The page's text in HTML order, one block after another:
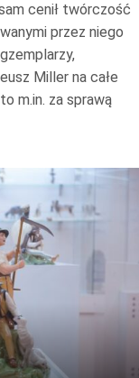
cenił twórczość
przez niego
Miller na całe
m.in. za sprawą